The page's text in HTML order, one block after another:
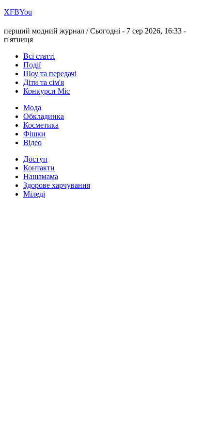
ХFBYou
перший модний журнал /Сьогодні - 7 сер 2026, 16:33 -
п'ятниця
Всі статті
Події
Шоу та передачі
Діти та сім'я
Конкурси Міс
Мода
Обкладинка
Косметика
Фішки
Відео
Доступ
Контакти
Нашамама
Здорове харчування
Міледі